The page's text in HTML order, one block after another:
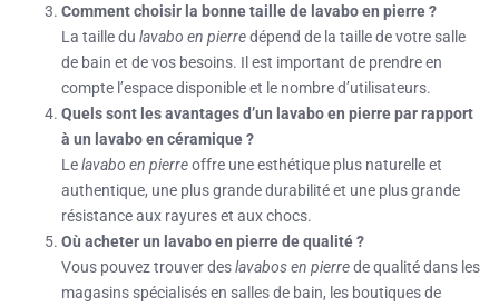
Comment choisir la bonne taille de lavabo en pierre ?
La taille du lavabo en pierredépend de la taille de votre salle
de bain et de vos besoins. Il est important de prendre en
compte l’espace disponible et le nombre d’utilisateurs.
Quels sont les avantages d’un lavabo en pierre par rapport
à un lavabo en céramique ?
Lelavabo en pierreoffre une esthétique plus naturelle et
authentique, une plus grande durabilité et une plus grande
résistance aux rayures et aux chocs.
Où acheter un lavabo en pierre de qualité ?
Vous pouvez trouver deslavabos en pierrede qualité dans les
magasins spécialisés en salles de bain, les boutiques de